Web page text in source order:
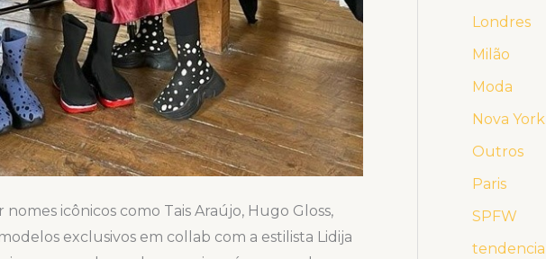
icônicos como Tais Araújo, Hugo Gloss,
exclusivos em collab com a estilista Lidija
Londres
Milão
Moda
Nova York
Outros
Paris
SPFW
tendencia